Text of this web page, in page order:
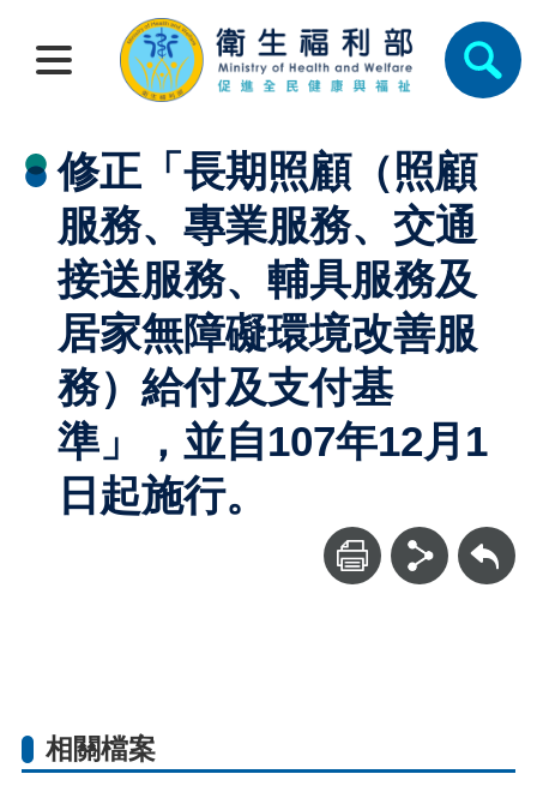
修正「長期照顧（照顧
服務、專業服務、交通
接送服務、輔具服務及
居家無障礙環境改善服
務）給付及支付基
準」，並自107年12月1
日起施行。
回上一頁
相關檔案